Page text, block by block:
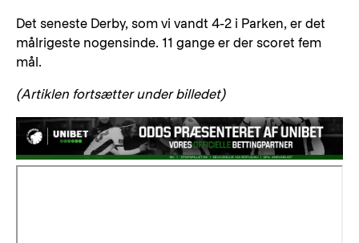
Det seneste Derby, som vi vandt 4-2 i Parken, er det
målrigeste nogensinde. 11 gange er der scoret fem
mål.
(Artiklen fortsætter under billedet)